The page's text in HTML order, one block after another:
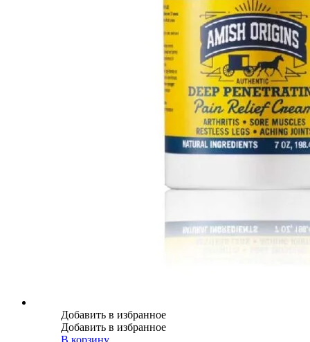
Добавить в избранное
Добавить в избранное
В корзину